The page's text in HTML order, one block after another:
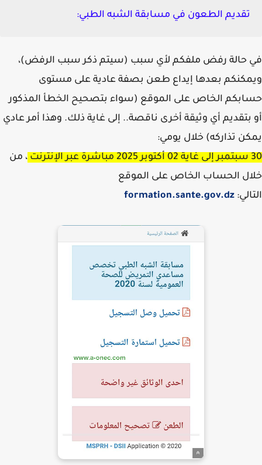
تقديم الطعون في مسابقة الشبه الطبي:
حالة رفض ملفكم لأي سبب (سيتم ذكر سبب الرفض)،
بعدها إيداع طعن بصفة عادية على مستوى
الخاص على الموقع (سواء بتصحيح الخطأ المذكور
بتقديم أي وثيقة أخرى ناقصة.. إلى غاية ذلك. وهذا أمر عادي
تذاركه) خلال يومي:
، من
الحساب الخاص على الموقع
formation.sante.gov.dz